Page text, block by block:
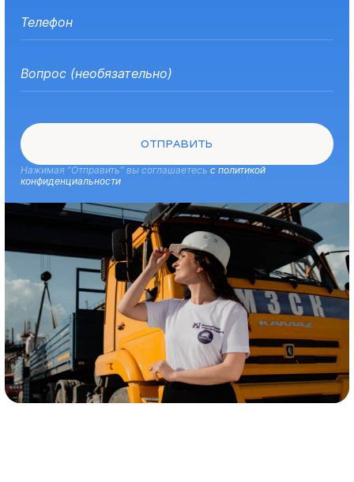
ОТПРАВИТЬ
Нажимая “Отправить” вы соглашаетесь с политикой
конфиденциальности